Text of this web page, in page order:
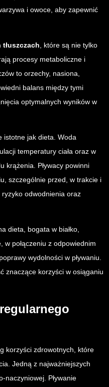
i owoce, aby zapewnić
, które są nie tylko
procesy metaboliczne i
to orzechy, nasiona,
balans między tymi
optymalnych wyników w
istotne jak dieta. Woda
temperatury ciała oraz w
krążenia. Pływacy powinni
szczególnie przed, w trakcie i
odwodnienia oraz
dieta, bogata w białko,
w połączeniu z odpowiednim
wydolności w pływaniu.
znaczące korzyści w osiąganiu
korzyści zdrowotnych, które
Jedną z najważniejszych
naczyniowej. Pływanie